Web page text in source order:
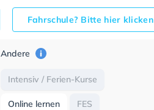
Fahrschule? Bitte hier klicken
Andere
Intensiv / Ferien-Kurse
Online lernen FES